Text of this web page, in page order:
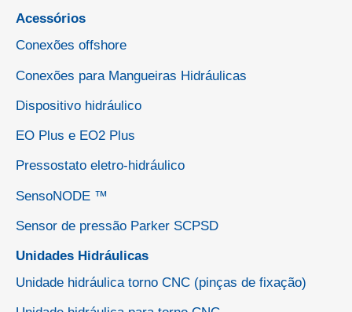
Acessórios
Conexões offshore
Conexões para Mangueiras Hidráulicas
Dispositivo hidráulico
EO Plus e EO2 Plus
Pressostato eletro-hidráulico
SensoNODE ™
Sensor de pressão Parker SCPSD
Unidades Hidráulicas
Unidade hidráulica torno CNC (pinças de fixação)